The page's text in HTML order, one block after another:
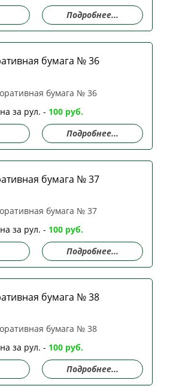
Подробнее...
бумага № 36
за рул. - 100 руб.
Подробнее...
бумага № 37
за рул. - 100 руб.
Подробнее...
бумага № 38
за рул. - 100 руб.
Подробнее...